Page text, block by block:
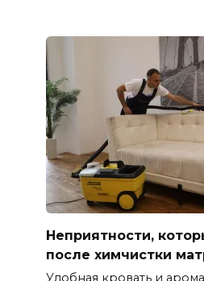
Неприятности,
после химчистки
Удобная кровать и